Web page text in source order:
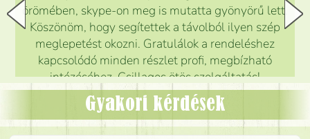
örömében, skype-on meg is mutatta gyönyörű lett.
Köszönöm, hogy segítettek a távolból ilyen szép
meglepetést okozni. Gratulálok a rendeléshez
kapcsolódó minden részlet profi, megbízható
intézéséhez. Csillagos ötös szolgáltatás!
Mónika
Gyakori kérdések